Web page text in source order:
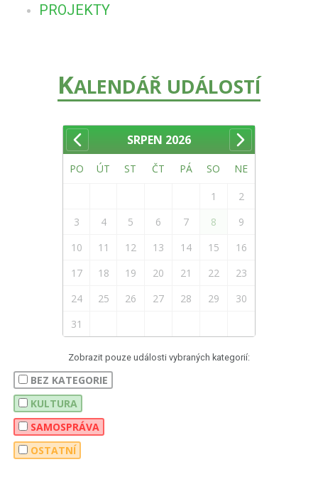
PROJEKTY
KALENDÁŘ UDÁLOSTÍ
SRPEN 2026
PO ÚT ST ČT PÁ SO NE
1
2
3
4 5 6 7 8
9
10
11 12 13 14 15
16
17
18 19 20 21 22
23
24
25 26 27 28 29
30
31
Zobrazit pouze události vybraných kategorií:
BEZ KATEGORIE
KULTURA
SAMOSPRÁVA
OSTATNÍ